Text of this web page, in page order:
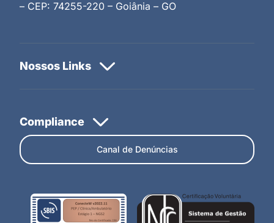
– CEP: 74255-220 – Goiânia – GO
Canal de Denúncias